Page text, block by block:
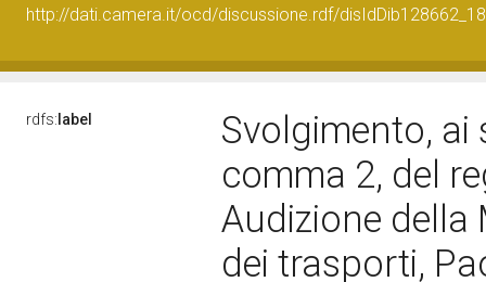
http://dati.camera.it/ocd/discussione.rdf/disIdDib128662_18
rdfs: label
Svolgimento, ai
comma 2, del
Audizione della
dei trasporti,